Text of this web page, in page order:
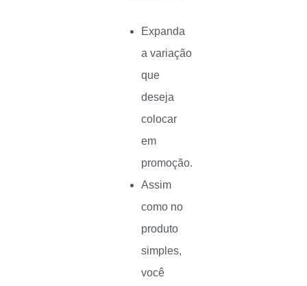
Expanda
a variação
que
deseja
colocar
em
promoção.
Assim
como no
produto
simples,
você